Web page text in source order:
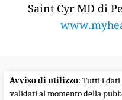
Saint Cyr MD di
Avviso di utilizzo: Tutti i
validati al momento della